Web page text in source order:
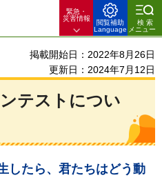
緊急・
災害情報
閲覧補助
Language
検索
メニュー
掲載開始日：2022年8月26日
更新日：2024年7月12日
テストについ
したら、君たちはどう動